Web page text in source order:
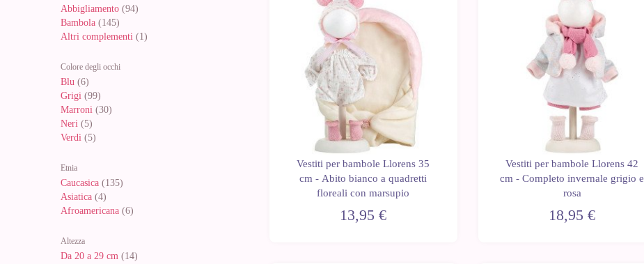
Abbigliamento (94)
Bambola (145)
Altri complementi (1)
Colore degli occhi
Blu (6)
Grigi (99)
Marroni (30)
Neri (5)
Verdi (5)
Etnia
Caucasica (135)
Asiatica (4)
Afroamericana (6)
Altezza
Da 20 a 29 cm (14)
Vestiti per bambole Llorens 35
cm - Abito bianco a quadretti
floreali con marsupio
13,95 €
Vestiti per bambole Llorens 42
cm - Completo invernale grigio e
rosa
18,95 €